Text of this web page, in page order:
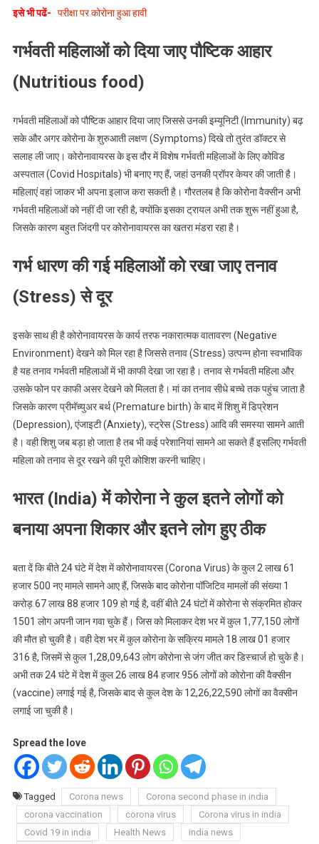
इसे भी पढें- परीक्षा पर कोरोना हुआ हावी
गर्भवती महिलाओं को दिया जाए पौष्टिक आहार
(Nutritious food)
गर्भवती महिलाओं को पौष्टिक आहार दिया जाए जिससे उनकी इम्यूनिटी (Immunity) बढ़
सके और अगर कोरोना के शुरुआती लक्षण (Symptoms) दिखे तो तुरंत डॉक्टर से
सलाह ली जाए। कोरोनावायरस के इस दौर में विशेष गर्भवती महिलाओं के लिए कोविड
अस्पताल (Covid Hospitals) भी बनाए गए हैं, जहां उनकी प्रॉपर केयर की जाती है।
महिलाएं वहां जाकर भी अपना इलाज करा सकती है। गौरतलब है कि कोरोना वैक्सीन अभी
गर्भवती महिलाओं को नहीं दी जा रही है, क्योंकि इसका ट्रायल अभी तक शुरू नहीं हुआ है,
जिसके कारण बहुत जिंदगी पर कोरोनावायरस का खतरा मंडरा रहा है।
गर्भ धारण की गई महिलाओं को रखा जाए तनाव
(Stress) से दूर
इसके साथ ही है कोरोनावायरस के कार्य तरफ नकारात्मक वातावरण (Negative
Environment) देखने को मिल रहा है जिससे तनाव (Stress) उत्पन्न होना स्वभाविक
है यह तनाव गर्भवती महिलाओं में भी काफी देखा जा रहा है। तनाव से गर्भवती महिला और
उसके फोन पर काफी असर देखने को मिलता है। मां का तनाव सीधे बच्चे तक पहुंच जाता है
जिसके कारण प्रीमॅच्युअर बर्थ (Premature birth) के बाद में शिशु में डिप्रेशन
(Depression), एंजाइटी (Anxiety), स्ट्रेस (Stress) आदि की समस्या सामने आती
है। वही शिशु जब बड़ा हो जाता है तब भी कई परेशानियां सामने आ सकते हैं इसलिए गर्भवती
महिला को तनाव से दूर रखने की पूरी कोशिश करनी चाहिए।
भारत (India) में कोरोना ने कुल इतने लोगों को
बनाया अपना शिकार और इतने लोग हुए ठीक
बता दें कि बीते 24 घंटे में देश में कोरोनावायरस (Corona Virus) के कुल 2 लाख 61
हजार 500 नए मामले सामने आए हैं, जिसके बाद कोरोना पॉजिटिव मामलों की संख्या 1
करोड़ 67 लाख 88 हजार 109 हो गई है, वहीं बीते 24 घंटों में कोरोना से संक्रमित होकर
1501 लोग अपनी जान गवा चुके हैं। जिस को मिलाकर देश भर में कुल 1,77,150 लोगों
की मौत हो चुकी है। वही देश भर में कुल कोरोना के सक्रिय मामले 18 लाख 01 हजार
316 है, जिसमें से कुल 1,28,09,643 लोग कोरोना से जंग जीत कर डिस्चार्ज हो चुके है।
अभी तक 24 घंटे में देश में कुल 26 लाख 84 हजार 956 लोगों को कोरोना की वैक्सीन
(vaccine) लगाई गई है, जिसके बाद से कुल देश के 12,26,22,590 लोगों का वैक्सीन
लगाई जा चुकी है।
Spread the love
Tagged Corona news
Corona second phase in india
corona vaccination
corona virus
Corona virus in india
Covid 19 in india
Health News
india news